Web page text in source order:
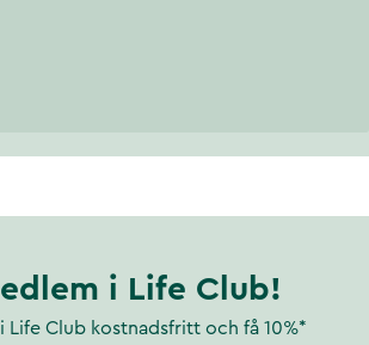
i Life Club!
Life Club kostnadsfritt och få 10%*